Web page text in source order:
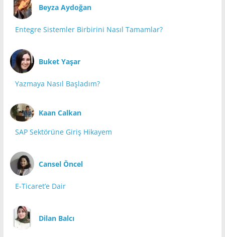
Beyza Aydoğan
Entegre Sistemler Birbirini Nasıl Tamamlar?
Buket Yaşar
Yazmaya Nasıl Başladım?
Kaan Calkan
SAP Sektörüne Giriş Hikayem
Cansel Öncel
E-Ticaret’e Dair
Dilan Balcı